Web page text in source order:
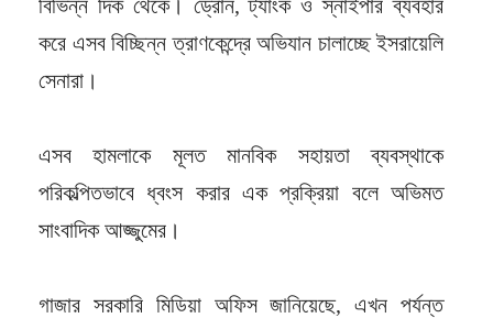
বিভিন্ন দিক থেকে। ড্রোন, ট্যাংক ও স্নাইপার ব্যবহার
করে এসব বিচ্ছিন্ন ত্রাণকেন্দ্রে অভিযান চালাচ্ছে ইসরায়েলি
সেনারা।
এসব হামলাকে মূলত মানবিক সহায়তা ব্যবস্থাকে
পরিকল্পিতভাবে ধ্বংস করার এক প্রক্রিয়া বলে অভিমত
সাংবাদিক আজ্জুমের।
গাজার সরকারি মিডিয়া অফিস জানিয়েছে, এখন পর্যন্ত